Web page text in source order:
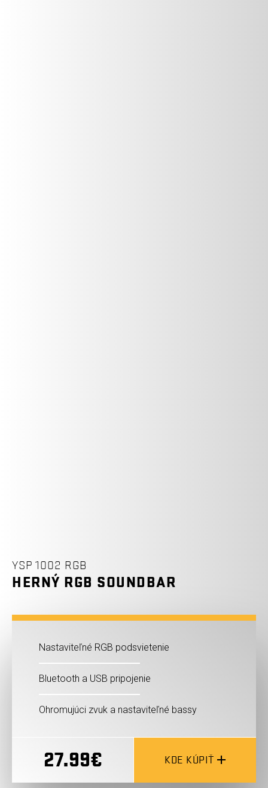
YSP 1002 RGB
HERNÝ RGB SOUNDBAR
Nastaviteľné RGB podsvietenie
Bluetooth a USB pripojenie
Ohromujúci zvuk a nastaviteľné bassy
27.99€ KDE KÚPIŤ